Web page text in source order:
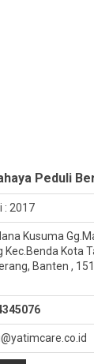
Peduli
: 2017
Kusuma
Kec.Benda Kota
Banten ,